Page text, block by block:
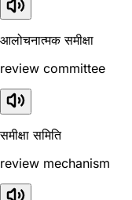
आलोचनात्मक समीक्षा
review committee
समीक्षा समिति
review mechanism